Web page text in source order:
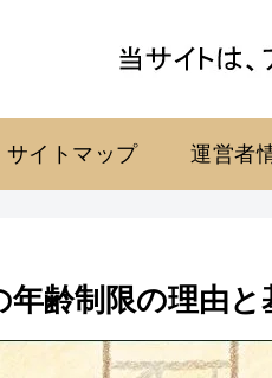
サイトマップ 運営者
齢制限の理由と